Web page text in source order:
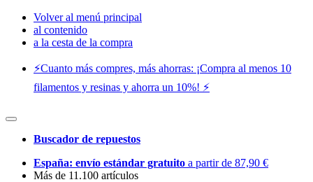
Volver al menú principal
al contenido
a la cesta de la compra
⚡️Cuanto más compres, más ahorras: ¡Compra al menos 10
filamentos y resinas y ahorra un 10%! ⚡️
Buscador de repuestos
España: envío estándar gratuito a partir de 87,90 €
Más de 11.100 artículos